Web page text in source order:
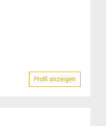
Profil anzeigen